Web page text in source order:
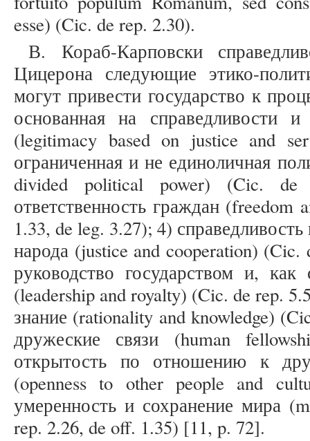
esse) (Cic. de rep. 2.30).
В. Кораб-Карповски
Цицерона следующие этико-
могут привести государство к
основанная на справедливости
(legitimacy based on justice and
ограниченная и не единоличная
divided political power) (Cic.
ответственность граждан
1.33, de leg. 3.27); 4)
народа (justice and cooperation)
руководство государством и, как
(leadership and royalty) (Cic. de rep.
знание (rationality and knowledge)
дружеские связи (human
открытость по отношению к
(openness to other people and
умеренность и сохранение мира
rep. 2.26, de off. 1.35) [11, p. 72].